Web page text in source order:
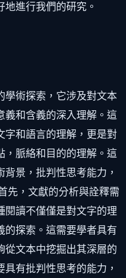
進行我們的研究。
學術探索，它涉及對文本
義和含義的深入理解。這
字和語言的理解，更是對
，脈絡和目的的理解。這
景，批判性思考能力，
先，文獻的分析與詮釋需
閱讀不僅僅是對文字的理
的探索。這需要學者具有
從文本中挖掘出其深層的
有批判性思考的能力，